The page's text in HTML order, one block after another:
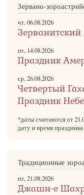
Зервано-
чт, 06.08.2026
пт, 14.08.2026
Праздник
ср, 26.08.2026
Четвертый
Праздник
*даты считаются от
дату и время
Традиционные
пт, 21.08.2026
Джашн-е